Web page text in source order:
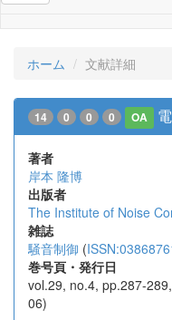
ホーム 文献詳細
14 0 0 0 OA
著者
岸本 隆博
出版者
The Institute of Noise
雑誌
騒音制御 (
巻号頁・発行日
vol.29, no.4, pp.287-
06)